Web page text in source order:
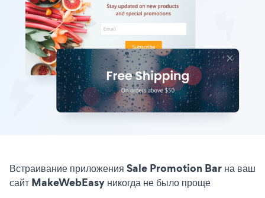
Встраивание приложения Sale Promotion Bar на ваш
сайт MakeWebEasy никогда не было проще